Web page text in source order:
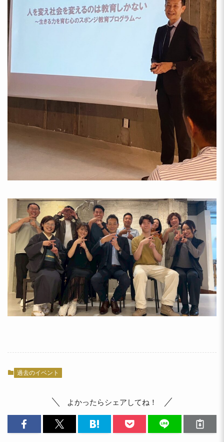
過去のイベント
よかったらシェアしてね！